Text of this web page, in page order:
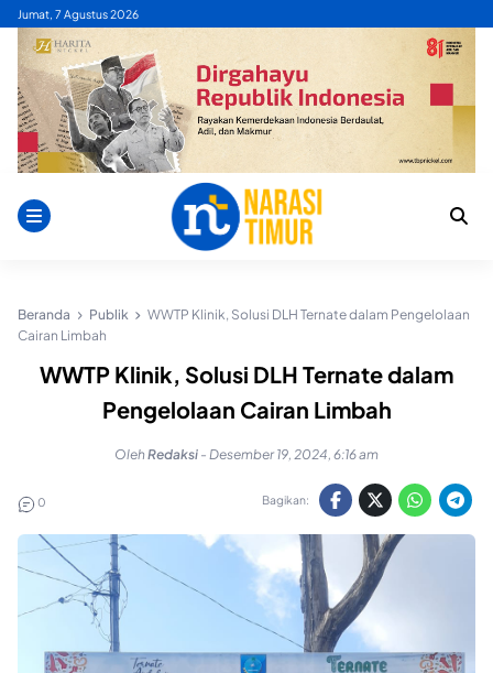
Skip
content
Jumat, 7 Agustus 2026
Beranda Publik
WWTP Klinik, Solusi DLH Ternate dalam Pengelolaan
Cairan Limbah
WWTP Klinik, Solusi DLH Ternate dalam
Pengelolaan Cairan Limbah
OlehRedaksi - Desember 19, 2024, 6:16 am
0 Bagikan: